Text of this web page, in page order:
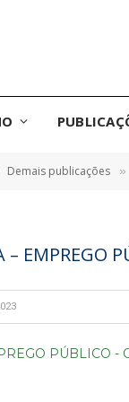
Demais publicações »
– EMPREGO
PÚBLICO -